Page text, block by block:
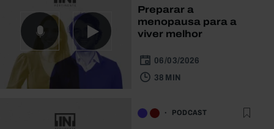
Preparar a
menopausa para a
viver melhor
06/03/2026
38 MIN
PODCAST